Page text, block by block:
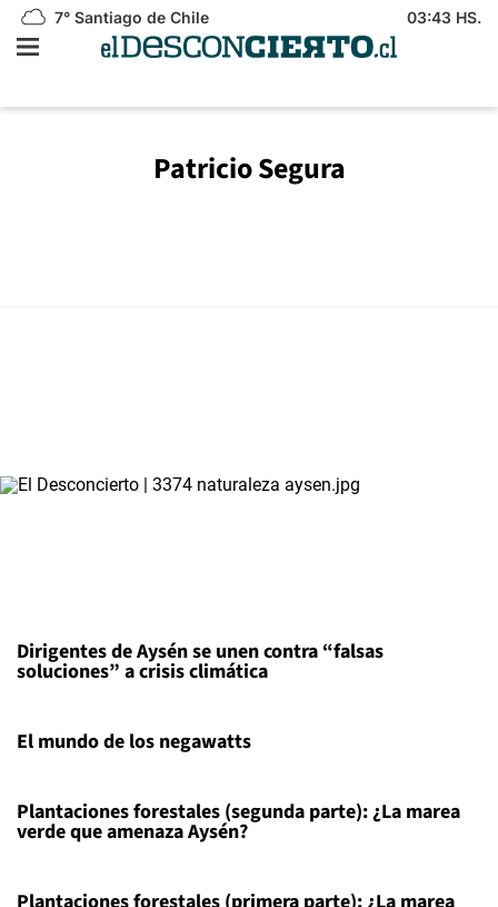
7° Santiago de Chile 03:43 HS.
Patricio Segura
Dirigentes de Aysén se unen contra “falsas
soluciones” a crisis climática
El mundo de los negawatts
Plantaciones forestales (segunda parte): ¿La marea
verde que amenaza Aysén?